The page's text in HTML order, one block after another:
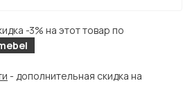
-3% на этот товар по
- дополнительная скидка на